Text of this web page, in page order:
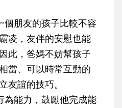
個朋友的孩子比較不容
凌，友伴的安慰也能
此，爸媽不妨幫孩子
當、可以時常互動的
友誼的技巧。
為能力，鼓勵他完成能